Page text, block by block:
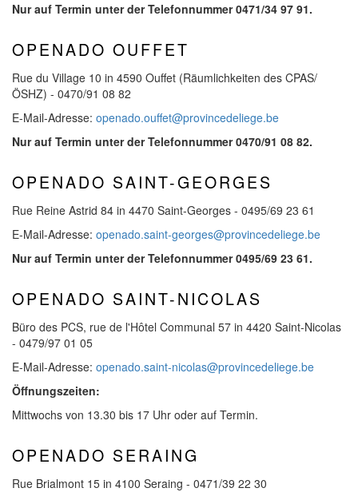
Nur auf Termin unter der Telefonnummer 0471/34 97 91.
OPENADO OUFFET
Rue du Village 10 in 4590 Ouffet (Räumlichkeiten des CPAS/
ÖSHZ) - 0470/91 08 82
E-Mail-Adresse: openado.ouffet@provincedeliege.be
Nur auf Termin unter der Telefonnummer 0470/91 08 82.
OPENADO SAINT-GEORGES
Rue Reine Astrid 84 in 4470 Saint-Georges - 0495/69 23 61
E-Mail-Adresse: openado.saint-georges@provincedeliege.be
Nur auf Termin unter der Telefonnummer 0495/69 23 61.
OPENADO SAINT-NICOLAS
Büro des PCS, rue de l'Hôtel Communal 57 in 4420 Saint-Nicolas
- 0479/97 01 05
E-Mail-Adresse: openado.saint-nicolas@provincedeliege.be
Öffnungszeiten:
Mittwochs von 13.30 bis 17 Uhr oder auf Termin.
OPENADO SERAING
Rue Brialmont 15 in 4100 Seraing - 0471/39 22 30